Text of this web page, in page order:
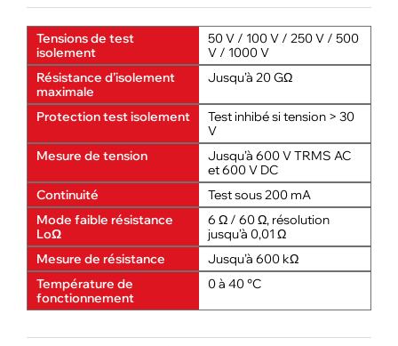
Tensions de test
isolement
50 V / 100 V / 250 V / 500
V / 1000 V
Résistance d’isolement
maximale
Jusqu’à 20 GΩ
Protection test isolement
Test inhibé si tension > 30
V
Mesure de tension
Jusqu’à 600 V TRMS AC
et 600 V DC
Continuité
Test sous 200 mA
Mode faible résistance
LoΩ
6 Ω / 60 Ω, résolution
jusqu’à 0,01 Ω
Mesure de résistance
Jusqu’à 600 kΩ
Température de
fonctionnement
0 à 40 °C